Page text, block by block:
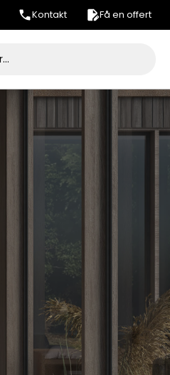
Kontakt Få en offert